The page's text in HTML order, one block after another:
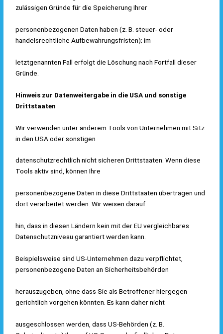
zulässigen Gründe für die Speicherung Ihrer
personenbezogenen Daten haben (z. B. steuer- oder
handelsrechtliche Aufbewahrungsfristen); im
letztgenannten Fall erfolgt die Löschung nach Fortfall dieser
Gründe.
Hinweis zur Datenweitergabe in die USA und sonstige
Drittstaaten
Wir verwenden unter anderem Tools von Unternehmen mit Sitz
in den USA oder sonstigen
datenschutzrechtlich nicht sicheren Drittstaaten. Wenn diese
Tools aktiv sind, können Ihre
personenbezogene Daten in diese Drittstaaten übertragen und
dort verarbeitet werden. Wir weisen darauf
hin, dass in diesen Ländern kein mit der EU vergleichbares
Datenschutzniveau garantiert werden kann.
Beispielsweise sind US-Unternehmen dazu verpflichtet,
personenbezogene Daten an Sicherheitsbehörden
herauszugeben, ohne dass Sie als Betroffener hiergegen
gerichtlich vorgehen könnten. Es kann daher nicht
ausgeschlossen werden, dass US-Behörden (z. B.